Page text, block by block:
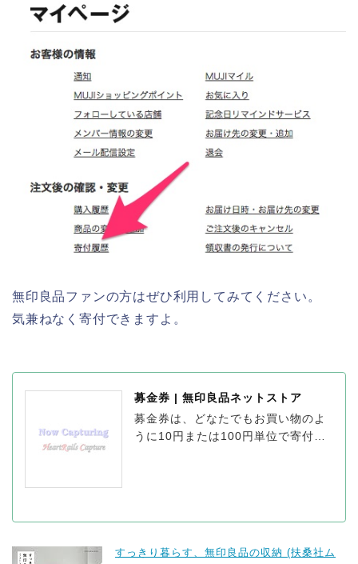
無印良品ファンの方はぜひ利用してみてください。
気兼ねなく寄付できますよ。
募金券 | 無印良品ネットストア
募金券は、どなたでもお買い物のよ
うに10円または100円単位で寄付が
すっきり暮らす、無印良品の収納 (扶桑社ム